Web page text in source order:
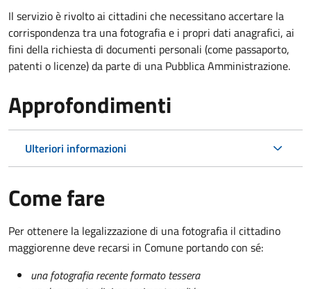
Il servizio è rivolto ai cittadini che necessitano accertare la
corrispondenza tra una fotografia e i propri dati anagrafici, ai
fini della richiesta di documenti personali (come passaporto,
patenti o licenze) da parte di una Pubblica Amministrazione.
Approfondimenti
Ulteriori informazioni
Come fare
Per ottenere la legalizzazione di una fotografia il cittadino
maggiorenne deve recarsi in Comune portando con sé:
una fotografia recente formato tessera